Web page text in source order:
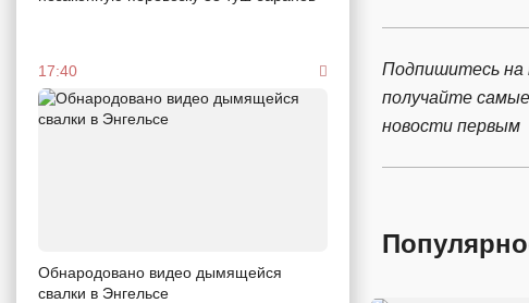
17:40
Обнародовано видео дымящейся
свалки в Энгельсе
Подпишитесь на
получайте
новости первым